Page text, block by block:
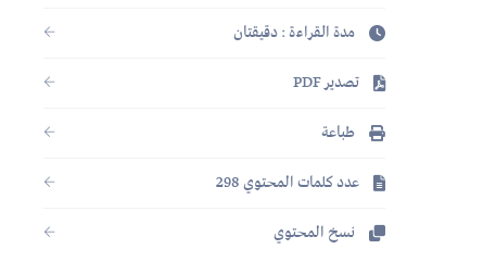
مدة القراءة : دقيقتان
تصدير PDF
طباعة
عدد كلمات المحتوي 298
نسخ المحتوي